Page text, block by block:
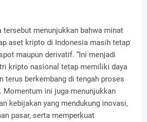
tersebut menunjukkan bahwa minat
aset kripto di Indonesia masih tetap
maupun derivatif. “Ini menjadi
kripto nasional tetap memiliki daya
terus berkembang di tengah proses
Momentum ini juga menunjukkan
kebijakan yang mendukung inovasi,
pasar, serta memperkuat